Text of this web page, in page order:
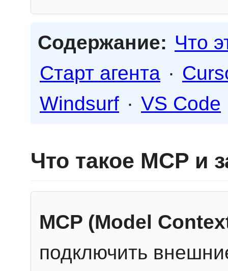
Содержание: Что
Старт агента ·
Windsurf · VS Code
Что такое MCP и
MCP (Model
подключить